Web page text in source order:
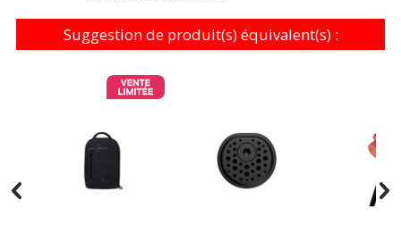
Suggestion de produit(s) équivalent(s) :